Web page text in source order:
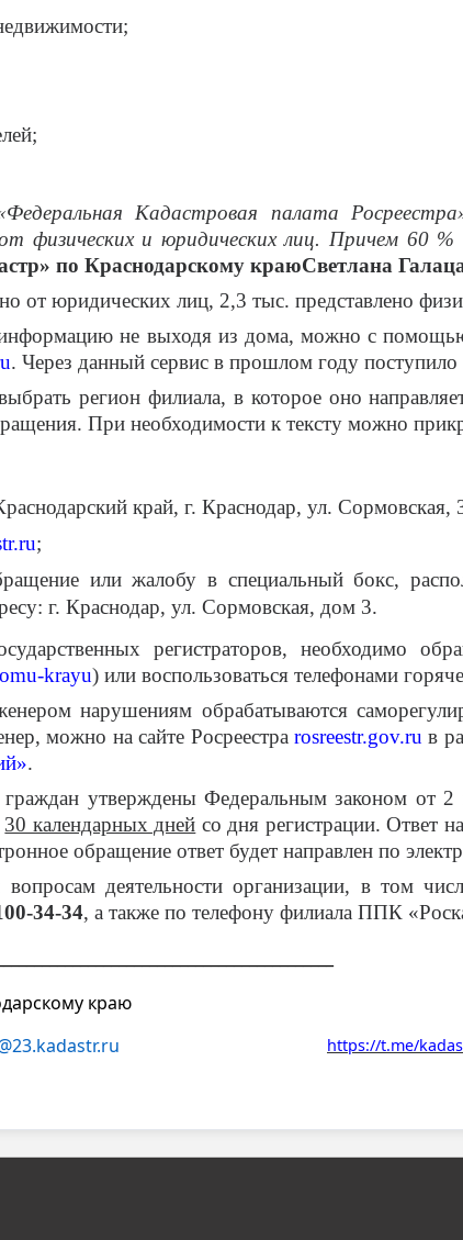
Кадастровая палата
физических и юридических лиц. Причем 60 %
по Краснодарскому краюСветлана
от юридических лиц, 2,3 тыс. представлено
не выходя из дома, можно с
. Через данный сервис в прошлом году
регион филиала, в которое оно
При необходимости к тексту можно
край, г. Краснодар, ул. Сормовская,
;
или жалобу в специальный бокс,
г. Краснодар, ул. Сормовская, дом 3.
регистраторов, необходимо
krayu) или воспользоваться телефонами
нарушениям обрабатываются
можно на сайте Росреестра rosreestr.gov.ru в
.
утверждены Федеральным законом от
30 календарных дней со дня регистрации. Ответ
обращение ответ будет направлен по
деятельности организации, в том
34-34, а также по телефону филиала ППК
краю
https://t.me/